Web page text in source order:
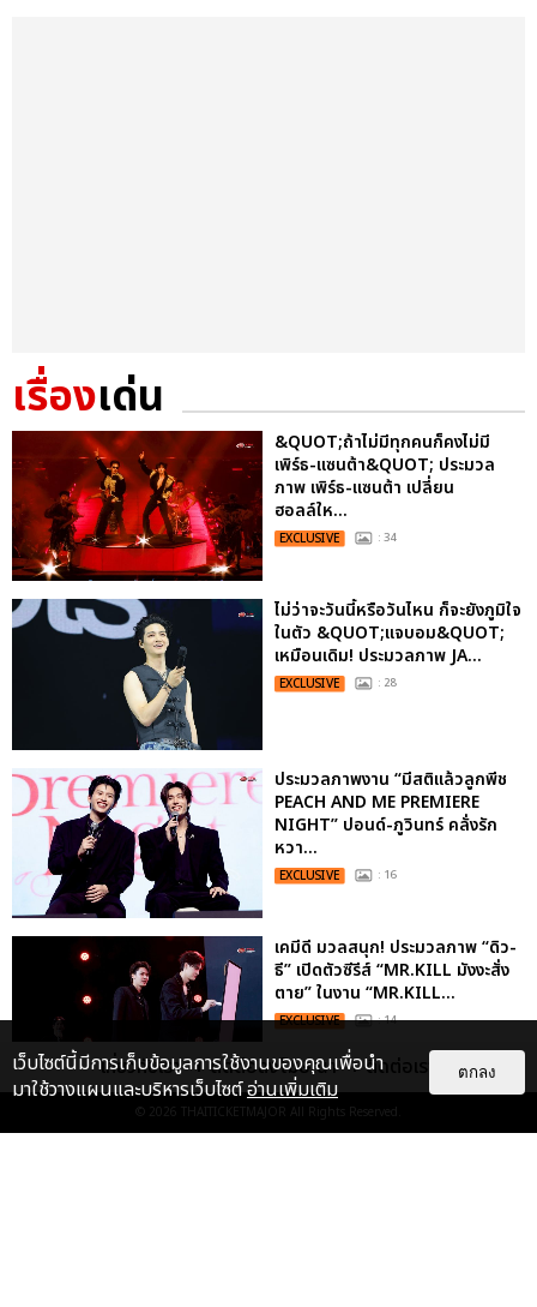
เรื่องเด่น
&QUOT;ถ้าไม่มีทุกคนก็คงไม่มี
เพิร์ธ-แซนต้า&QUOT; ประมวล
ภาพ เพิร์ธ-แซนต้า เปลี่ยน
ฮอลล์ให...
EXCLUSIVE : 34
ไม่ว่าจะวันนี้หรือวันไหน ก็จะยังภูมิใจ
ในตัว &QUOT;แจบอม&QUOT;
เหมือนเดิม! ประมวลภาพ JA...
EXCLUSIVE : 28
ประมวลภาพงาน “มีสติแล้วลูกพีช
PEACH AND ME PREMIERE
NIGHT” ปอนด์-ภูวินทร์ คลั่งรัก
หวา...
EXCLUSIVE : 16
เคมีดี มวลสนุก! ประมวลภาพ “ดิว-
ธี” เปิดตัวซีรีส์ “MR.KILL มังงะสั่ง
ตาย” ในงาน “MR.KILL...
EXCLUSIVE : 14
ประมวลภาพค่ำคืนแห่งความทรงจำ
ของ ITZY และมิดจีไทย ในวันที่
เกี่ยวกับเรา ติดต่อลงโฆษณา ติดต่อเรา
© 2026 THAITICKETMAJOR All Rights Reserved.
เว็บไซต์นี้มีการเก็บข้อมูลการใช้งานของคุณเพื่อนำ
มาใช้วางแผนและบริหารเว็บไซต์อ่านเพิ่มเติม
ตกลง